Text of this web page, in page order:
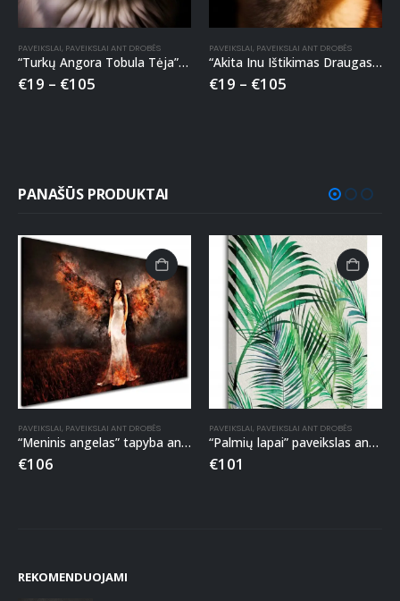
PAVEIKSLAI, PAVEIKSLAI ANT DROBĖS
“Turkų Angora Tobula Tėja” paveikslas ant drobės
€19 – €105
PAVEIKSLAI, PAVEIKSLAI ANT DROBĖS
“Akita Inu Ištikimas Draugas” paveikslas ant drobės
€19 – €105
PANAŠŪS PRODUKTAI
PAVEIKSLAI, PAVEIKSLAI ANT DROBĖS
“Meninis angelas” tapyba ant drobės
€106
PAVEIKSLAI, PAVEIKSLAI ANT DROBĖS
“Palmių lapai” paveikslas ant drobės
€101
REKOMENDUOJAMI